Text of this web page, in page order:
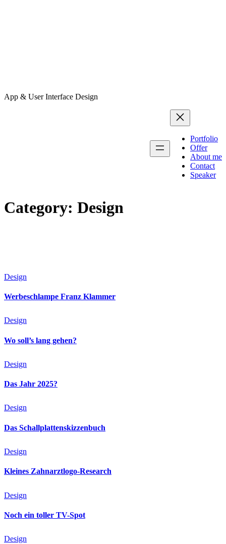
App & User Interface Design
Portfolio
Offer
About me
Contact
Speaker
Category: Design
Design
Werbeschlampe Franz Klammer
Design
Wo soll’s lang gehen?
Design
Das Jahr 2025?
Design
Das Schallplattenskizzenbuch
Design
Kleines Zahnarztlogo-Research
Design
Noch ein toller TV-Spot
Design